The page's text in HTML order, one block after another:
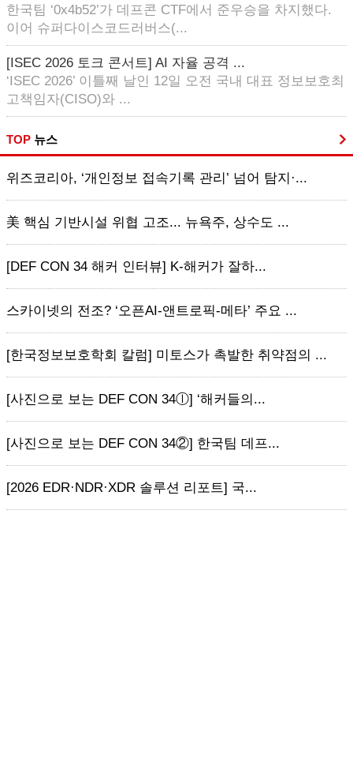
한국팀 ‘0x4b52’가 데프콘 CTF에서 준우승을 차지했다.
이어 슈퍼다이스코드러버스(...
[ISEC 2026 토크 콘서트] AI 자율 공격 ...
‘ISEC 2026’ 이틀째 날인 12일 오전 국내 대표 정보보호최
고책임자(CISO)와 ...
TOP 뉴스
위즈코리아, ‘개인정보 접속기록 관리’ 넘어 탐지·...
美 핵심 기반시설 위협 고조... 뉴욕주, 상수도 ...
[DEF CON 34 해커 인터뷰] K-해커가 잘하...
스카이넷의 전조? ‘오픈AI-앤트로픽-메타’ 주요 ...
[한국정보보호학회 칼럼] 미토스가 촉발한 취약점의 ...
[사진으로 보는 DEF CON 34ⓛ] ‘해커들의...
[사진으로 보는 DEF CON 34②] 한국팀 데프...
[2026 EDR·NDR·XDR 솔루션 리포트] 국...